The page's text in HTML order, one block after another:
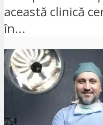
această clinică
în...